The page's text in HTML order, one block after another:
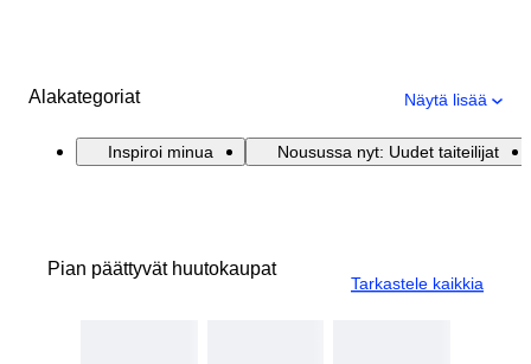
Alakategoriat Näytä lisää
Inspiroi minua Nousussa nyt: Uudet taiteilijat
Pian päättyvät huutokaupat
Tarkastele kaikkia